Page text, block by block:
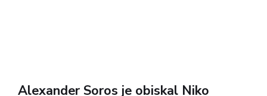
Alexander Soros je obiskal Niko